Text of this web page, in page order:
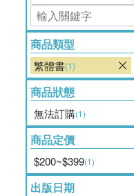
商品類型
繁體書(1)
商品狀態
無法訂購(1)
商品定價
$200~$399(1)
出版日期